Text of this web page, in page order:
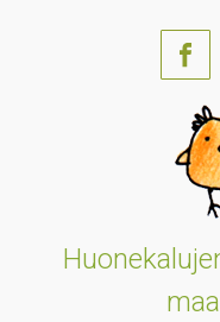
Skip to main content